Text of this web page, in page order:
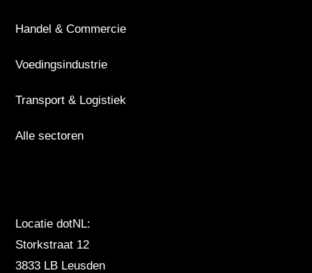
Handel & Commercie
Voedingsindustrie
Transport & Logistiek
Alle sectoren
Locatie dotNL:
Storkstraat 12
3833 LB Leusden